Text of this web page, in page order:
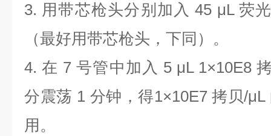
3. 用带芯枪头分别加入 45 μL 荧
（最好用带芯枪头，下同）。
4.在 7号管中加入 5 μL 1×10E8
分震荡 1 分钟，得1×10E7 拷贝/μL
用。